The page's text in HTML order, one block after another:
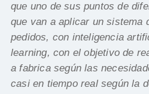
que uno de sus puntos de
que van a aplicar un sistema
pedidos, con inteligencia
learning, con el objetivo de
a fabrica según las
casi en tiempo real según la